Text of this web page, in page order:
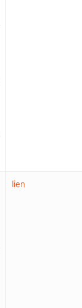
lien